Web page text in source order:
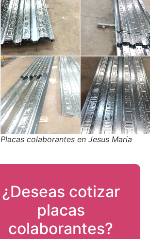
Placas colaborantes en Jesus Maria
¿Deseas cotizar
placas
colaborantes?